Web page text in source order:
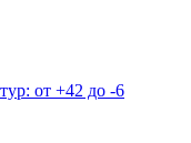
от +42 до -6